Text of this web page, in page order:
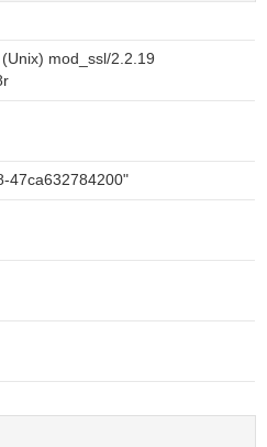
mod_ssl/2.2.19
47ca632784200"